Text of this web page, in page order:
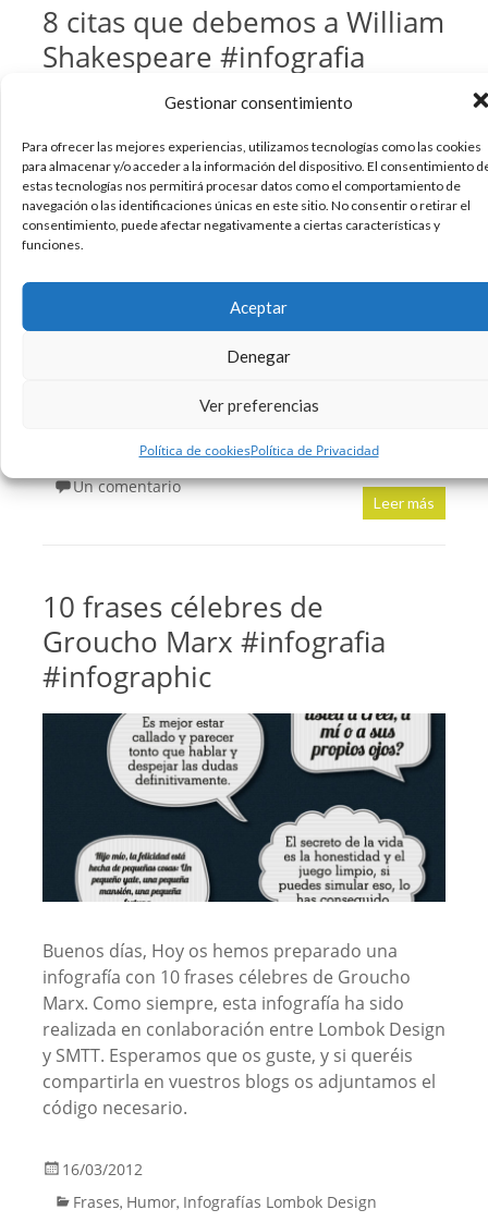
Gestionar consentimiento
Para ofrecer las mejores experiencias, utilizamos tecnologías como las cookies
para almacenar y/o acceder a la información del dispositivo. El consentimiento
estas tecnologías nos permitirá procesar datos como el comportamiento de
navegación o las identificaciones únicas en este sitio. No consentir o retirar el
consentimiento, puede afectar negativamente a ciertas características y
funciones.
Aceptar
Denegar
Ver preferencias
Política de cookiesPolítica de Privacidad
8 citas que debemos a William
Shakespeare #infografia
#infographic #citas #quotes
Hola. Una infografía con 8 citas que deberíamos
26/03/2012 Educación,Frases,Infografias
Un comentario
Leer más
10 frases célebres de
Groucho Marx #infografia
#infographic
Buenos días, Hoy os hemos preparado una
infografía con 10 frases célebres de Groucho
Marx. Como siempre, esta infografía ha sido
realizada en conlaboración entre Lombok Design
y SMTT. Esperamos que os guste, y si queréis
compartirla en vuestros blogs os adjuntamos el
código necesario.
16/03/2012
Frases, Humor, Infografías Lombok Design